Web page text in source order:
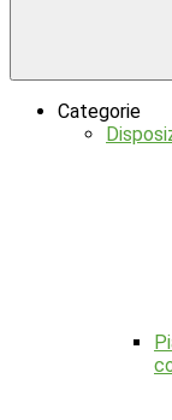
Categorie